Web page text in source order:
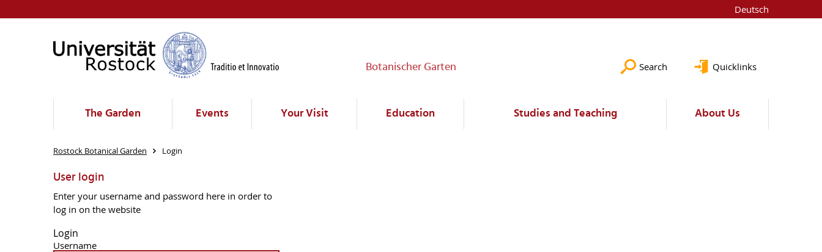
Deutsch
Botanischer Garten Search Quicklinks
The Garden Events Your Visit Education Studies and Teaching About Us
Rostock Botanical Garden Login
User login
Enter your username and password here in order to
log in on the website
Login
Username